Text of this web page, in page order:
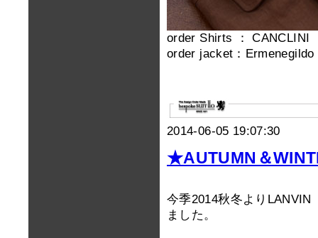
order Shirts ： CANCLINI
order jacket：
2014-06-05 19:07:30
★AUTUMN＆
今季2014秋冬よりLANVIN
ました。